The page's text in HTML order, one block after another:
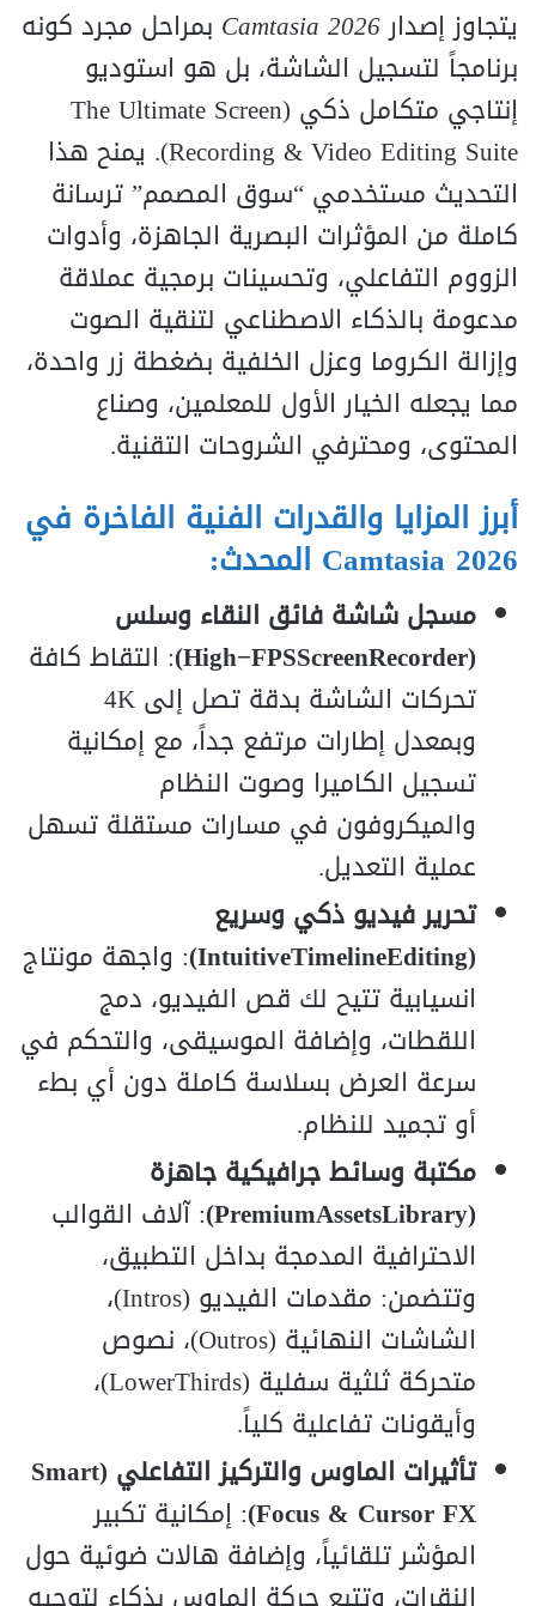
يتجاوز إصدارCamtasia 2026 بمراحل مجرد كونه
برنامجاً لتسجيل الشاشة، بل هو استوديو
إنتاجي متكامل ذكي (The Ultimate Screen
Recording & Video Editing Suite). يمنح هذا
التحديث مستخدمي “سوق المصمم” ترسانة
كاملة من المؤثرات البصرية الجاهزة، وأدوات
الزووم التفاعلي، وتحسينات برمجية عملاقة
مدعومة بالذكاء الاصطناعي لتنقية الصوت
وإزالة الكروما وعزل الخلفية بضغطة زر واحدة،
مما يجعله الخيار الأول للمعلمين، وصناع
المحتوى، ومحترفي الشروحات التقنية.
أبرز المزايا والقدرات الفنية الفاخرة في
Camtasia 2026 المحدث:
مسجل شاشة فائق النقاء وسلس
(High−FPSScreenRecorder)
: التقاط كافة
تحركات الشاشة بدقة تصل إلى 4K
وبمعدل إطارات مرتفع جداً، مع إمكانية
تسجيل الكاميرا وصوت النظام
والميكروفون في مسارات مستقلة تسهل
عملية التعديل.
تحرير فيديو ذكي وسريع
(IntuitiveTimelineEditing)
: واجهة مونتاج
انسيابية تتيح لك قص الفيديو، دمج
اللقطات، وإضافة الموسيقى، والتحكم في
سرعة العرض بسلاسة كاملة دون أي بطء
أو تجميد للنظام.
مكتبة وسائط جرافيكية جاهزة
(PremiumAssetsLibrary)
: آلاف القوالب
الاحترافية المدمجة بداخل التطبيق،
وتتضمن: مقدمات الفيديو (Intros)،
الشاشات النهائية (Outros)، نصوص
متحركة ثلثية سفلية (LowerThirds)،
وأيقونات تفاعلية كلياً.
تأثيرات الماوس والتركيز التفاعلي (Smart
Focus & Cursor FX) : إمكانية تكبير
المؤشر تلقائياً، وإضافة هالات ضوئية حول